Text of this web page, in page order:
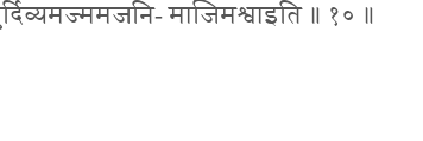
माजिमश्वाइति ॥ १० ॥